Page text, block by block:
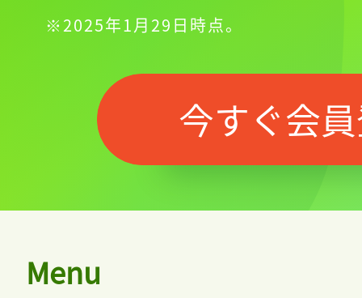
※2025年1月29日時点。
今すぐ会
Menu